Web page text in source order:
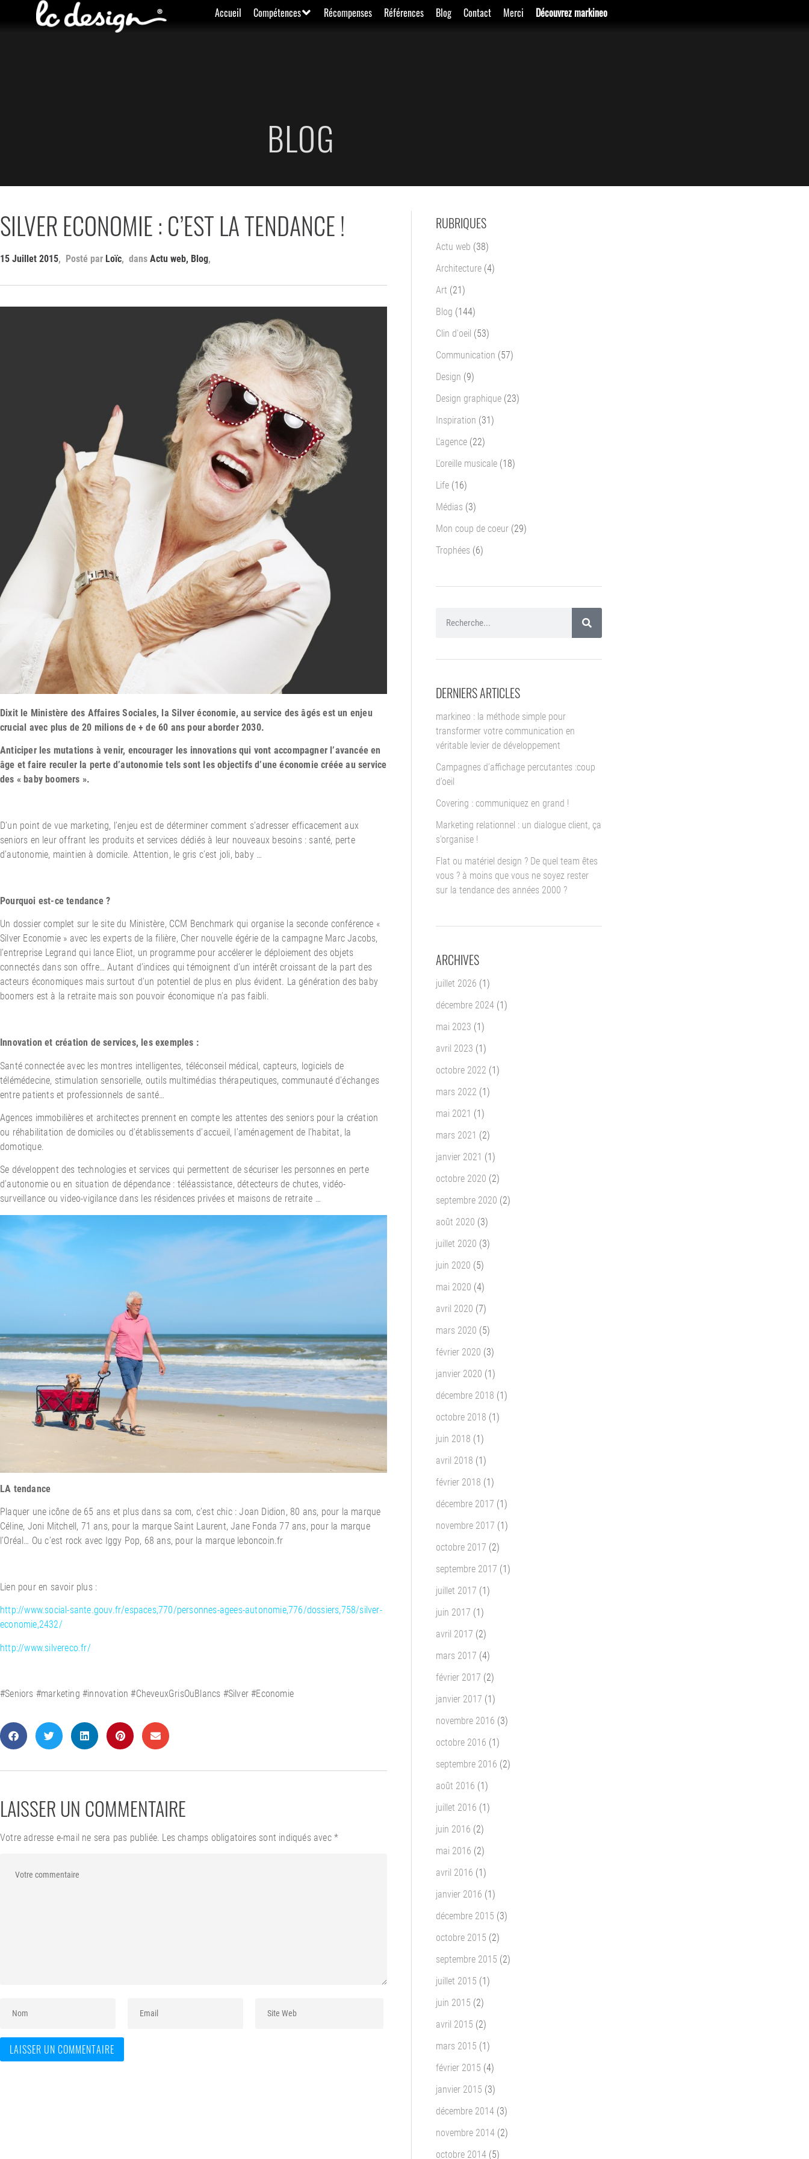
Accueil Compétences Récompenses Références Blog Contact Merci Découvrez markineo
BLOG
SILVER ECONOMIE : C’EST LA TENDANCE !
15 Juillet 2015 Loïc Actu web, Blog
Dixit le Ministère des Affaires Sociales, la Silver économie, au service des âgés est un enjeu
crucial avec plus de 20 milions de + de 60 ans pour aborder 2030.
Anticiper les mutations à venir, encourager les innovations qui vont accompagner l’avancée en
âge et faire reculer la perte d’autonomie tels sont les objectifs d’une économie créée au service
des « baby boomers ».
D’un point de vue marketing, l’enjeu est de déterminer comment s’adresser efficacement aux
seniors en leur offrant les produits et services dédiés à leur nouveaux besoins : santé, perte
d’autonomie, maintien à domicile. Attention, le gris c’est joli, baby …
Pourquoi est-ce tendance ?
Un dossier complet sur le site du Ministère, CCM Benchmark qui organise la seconde conférence «
Silver Economie » avec les experts de la filière, Cher nouvelle égérie de la campagne Marc Jacobs,
l’entreprise Legrand qui lance Eliot, un programme pour accélerer le déploiement des objets
connectés dans son offre… Autant d’indices qui témoignent d’un intérêt croissant de la part des
acteurs économiques mais surtout d’un potentiel de plus en plus évident. La génération des baby
boomers est à la retraite mais son pouvoir économique n’a pas faibli.
Innovation et création de services, les exemples :
Santé connectée avec les montres intelligentes, téléconseil médical, capteurs, logiciels de
télémédecine, stimulation sensorielle, outils multimédias thérapeutiques, communauté d’échanges
entre patients et professionnels de santé…
Agences immobilières et architectes prennent en compte les attentes des seniors pour la création
ou réhabilitation de domiciles ou d’établissements d’accueil, l’aménagement de l’habitat, la
domotique.
Se développent des technologies et services qui permettent de sécuriser les personnes en perte
d’autonomie ou en situation de dépendance : téléassistance, détecteurs de chutes, vidéo-
surveillance ou video-vigilance dans les résidences privées et maisons de retraite …
LA tendance
Plaquer une icône de 65 ans et plus dans sa com, c’est chic : Joan Didion, 80 ans, pour la marque
Céline, Joni Mitchell, 71 ans, pour la marque Saint Laurent, Jane Fonda 77 ans, pour la marque
l’Oréal… Ou c’est rock avec Iggy Pop, 68 ans, pour la marque leboncoin.fr
Lien pour en savoir plus :
http://www.social-sante.gouv.fr/espaces,770/personnes-agees-autonomie,776/dossiers,758/silver-
economie,2432/
http://www.silvereco.fr/
#Seniors #marketing #innovation #CheveuxGrisOuBlancs #Silver #Economie
LAISSER UN COMMENTAIRE
Votre adresse e-mail ne sera pas publiée. Les champs obligatoires sont indiqués avec*
RUBRIQUES
Actu web (38)
Architecture (4)
Art (21)
Blog (144)
Clin d'oeil (53)
Communication (57)
Design (9)
Design graphique (23)
Inspiration (31)
L'agence (22)
L'oreille musicale (18)
Life (16)
Médias (3)
Mon coup de coeur (29)
Trophées (6)
DERNIERS ARTICLES
markineo : la méthode simple pour
transformer votre communication en
véritable levier de développement
Campagnes d’affichage percutantes :coup
d’oeil
Covering : communiquez en grand !
Marketing relationnel : un dialogue client, ça
s’organise !
Flat ou matériel design ? De quel team êtes
vous ? à moins que vous ne soyez rester
sur la tendance des années 2000 ?
ARCHIVES
juillet 2026 (1)
décembre 2024 (1)
mai 2023 (1)
avril 2023 (1)
octobre 2022 (1)
mars 2022 (1)
mai 2021 (1)
mars 2021 (2)
janvier 2021 (1)
octobre 2020 (2)
septembre 2020 (2)
août 2020 (3)
juillet 2020 (3)
juin 2020 (5)
mai 2020 (4)
avril 2020 (7)
mars 2020 (5)
février 2020 (3)
janvier 2020 (1)
décembre 2018 (1)
octobre 2018 (1)
juin 2018 (1)
avril 2018 (1)
février 2018 (1)
décembre 2017 (1)
novembre 2017 (1)
octobre 2017 (2)
septembre 2017 (1)
juillet 2017 (1)
juin 2017 (1)
avril 2017 (2)
mars 2017 (4)
février 2017 (2)
janvier 2017 (1)
novembre 2016 (3)
octobre 2016 (1)
septembre 2016 (2)
août 2016 (1)
juillet 2016 (1)
juin 2016 (2)
mai 2016 (2)
avril 2016 (1)
janvier 2016 (1)
décembre 2015 (3)
octobre 2015 (2)
septembre 2015 (2)
juillet 2015 (1)
juin 2015 (2)
avril 2015 (2)
mars 2015 (1)
février 2015 (4)
janvier 2015 (3)
décembre 2014 (3)
novembre 2014 (2)
octobre 2014 (5)